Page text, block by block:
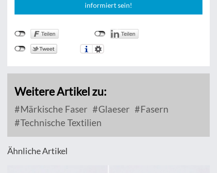
informiert sein!
Weitere Artikel zu:
Märkische Faser Glaeser
Fasern
Technische Textilien
Ähnliche Artikel